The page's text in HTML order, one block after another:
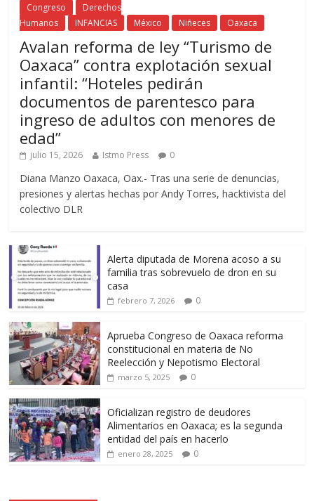
Congreso
Derechos
Humanos
INFANCIAS México Niñeces Oaxaca
Avalan reforma de ley “Turismo de
Oaxaca” contra explotación sexual
infantil: “Hoteles pedirán
documentos de parentesco para
ingreso de adultos con menores de
edad”
julio 15, 2026 Istmo Press 0
Diana Manzo Oaxaca, Oax.- Tras una serie de denuncias,
presiones y alertas hechas por Andy Torres, hacktivista del
colectivo DLR
Alerta diputada de Morena acoso a su
familia tras sobrevuelo de dron en su
casa
febrero 7, 2026 0
Aprueba Congreso de Oaxaca reforma
constitucional en materia de No
Reelección y Nepotismo Electoral
marzo 5, 2025 0
Oficializan registro de deudores
Alimentarios en Oaxaca; es la segunda
entidad del país en hacerlo
enero 28, 2025 0